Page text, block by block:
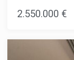
ubicación es
cerca de toda la
apartamento
ciudad y está
2.550.000 €